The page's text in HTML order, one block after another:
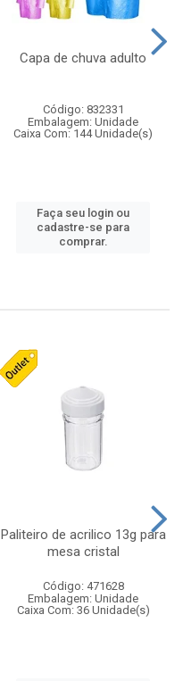
Capa de chuva adulto
Código: 832331
Embalagem: Unidade
Caixa Com: 144 Unidade(s)
Faça seu login ou
cadastre-se para
comprar.
Paliteiro de acrilico 13g para
mesa cristal
Código: 471628
Embalagem: Unidade
Caixa Com: 36 Unidade(s)